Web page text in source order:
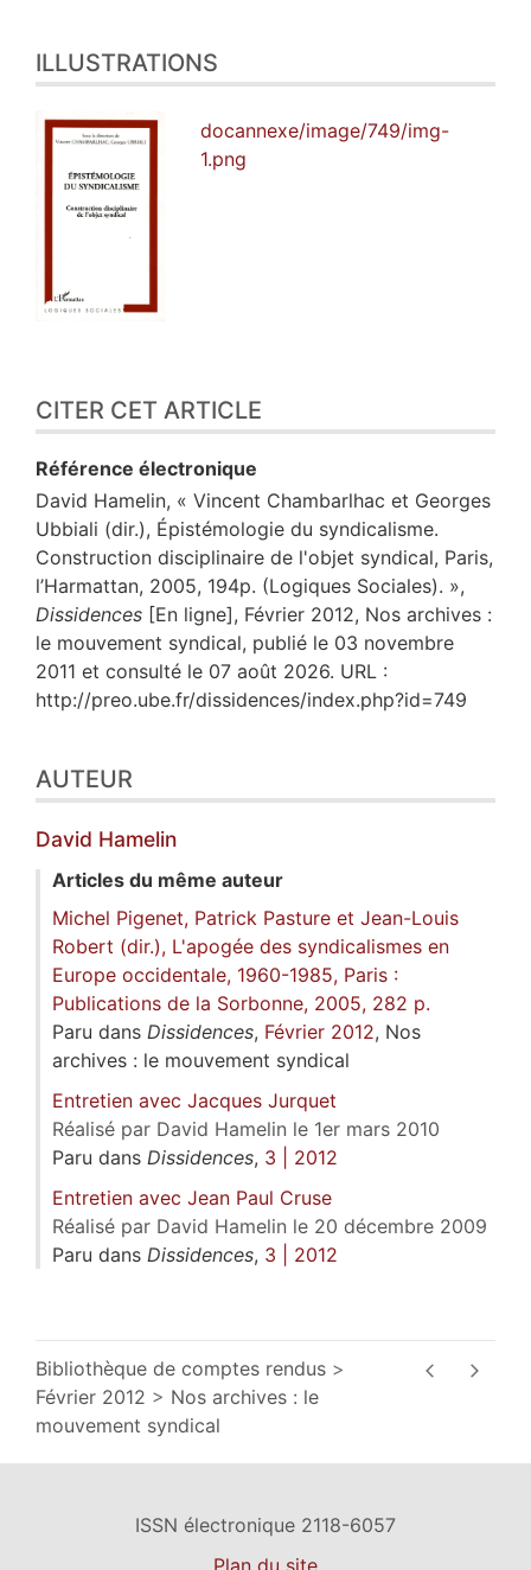
ILLUSTRATIONS
docannexe/image/749/img-
1.png
CITER CET ARTICLE
Référence électronique
David Hamelin, « Vincent Chambarlhac et Georges
Ubbiali (dir.), Épistémologie du syndicalisme.
Construction disciplinaire de l'objet syndical, Paris,
l’Harmattan, 2005, 194p. (Logiques Sociales). »,
Dissidences [En ligne], Février 2012, Nos archives :
le mouvement syndical, publié le 03 novembre
2011 et consulté le 07 août 2026. URL :
http://preo.ube.fr/dissidences/index.php?id=749
AUTEUR
David Hamelin
Articles du même auteur
Michel Pigenet, Patrick Pasture et Jean-Louis
Robert (dir.), L'apogée des syndicalismes en
Europe occidentale, 1960-1985, Paris :
Publications de la Sorbonne, 2005, 282 p.
Paru dans Dissidences, Février 2012, Nos
archives : le mouvement syndical
Entretien avec Jacques Jurquet
Réalisé par David Hamelin le 1er mars 2010
Paru dans Dissidences, 3 | 2012
Entretien avec Jean Paul Cruse
Réalisé par David Hamelin le 20 décembre 2009
Paru dans Dissidences, 3 | 2012
Bibliothèque de comptes rendus
Février 2012
Nos archives : le
mouvement syndical
ISSN électronique 2118-6057